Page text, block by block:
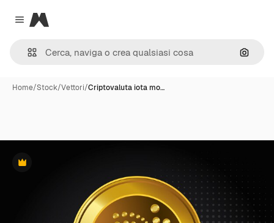
Close menu
Magnific
Cerca
Home/Stock/Vettori/Criptovaluta iota mo…
Premium